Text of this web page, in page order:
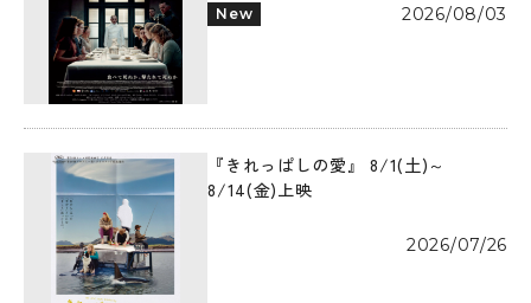
New 2026/08/03
『きれっぱしの愛』 8/1(土)～
8/14(金)上映
2026/07/26